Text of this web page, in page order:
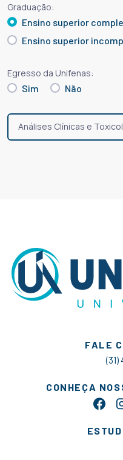
Graduação:
Ensino superior
Ensino superior
Egresso da Unifenas:
Sim
Não
FALE
CONHEÇA